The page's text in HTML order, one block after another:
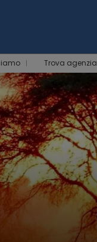
Trova agenzia